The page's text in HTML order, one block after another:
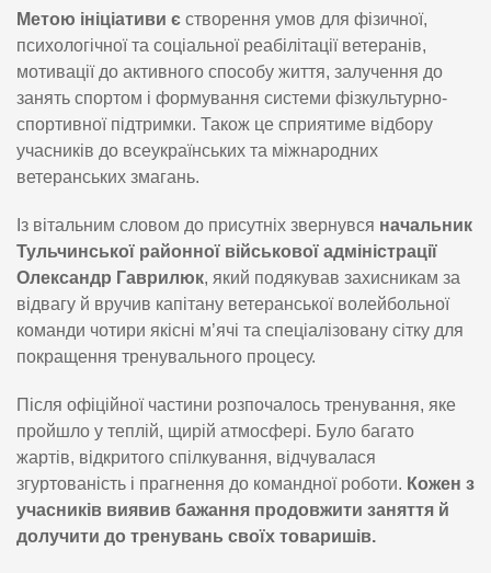
Метою ініціативи є створення умов для фізичної,
психологічної та соціальної реабілітації ветеранів,
мотивації до активного способу життя, залучення до
занять спортом і формування системи фізкультурно-
спортивної підтримки. Також це сприятиме відбору
учасників до всеукраїнських та міжнародних
ветеранських змагань.
Із вітальним словом до присутніх звернувся начальник
Тульчинської районної військової адміністрації
Олександр Гаврилюк, який подякував захисникам за
відвагу й вручив капітану ветеранської волейбольної
команди чотири якісні м’ячі та спеціалізовану сітку для
покращення тренувального процесу.
Після офіційної частини розпочалось тренування, яке
пройшло у теплій, щирій атмосфері. Було багато
жартів, відкритого спілкування, відчувалася
згуртованість і прагнення до командної роботи. Кожен з
учасників виявив бажання продовжити заняття й
долучити до тренувань своїх товаришів.